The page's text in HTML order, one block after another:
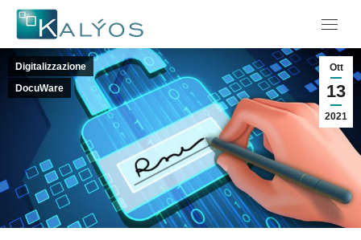
Ott
13
2021
Digitalizzazione
DocuWare